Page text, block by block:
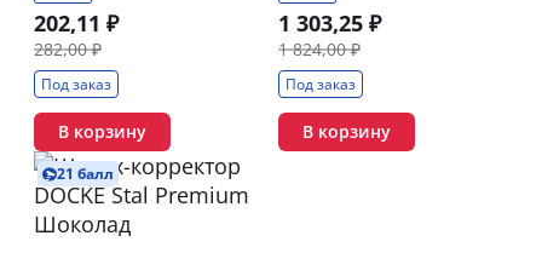
202,11 ₽
282,00 ₽
Под заказ
В корзину
1 303,25 ₽
1 824,00 ₽
Под заказ
В корзину
21 балл